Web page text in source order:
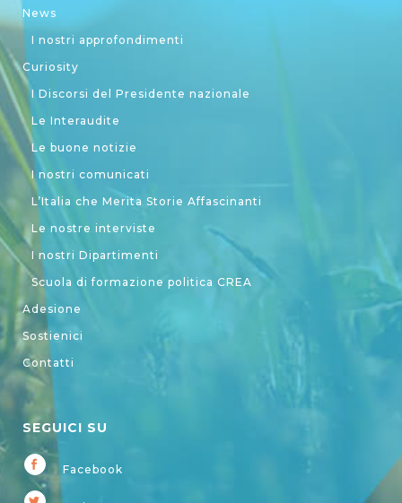
News
I nostri approfondimenti
Curiosity
I Discorsi del Presidente nazionale
Le Interaudite
Le buone notizie
I nostri comunicati
L’Italia che Merita Storie Affascinanti
Le nostre interviste
I nostri Dipartimenti
Scuola di formazione politica CREA
Adesione
Sostienici
Contatti
SEGUICI SU
Facebook